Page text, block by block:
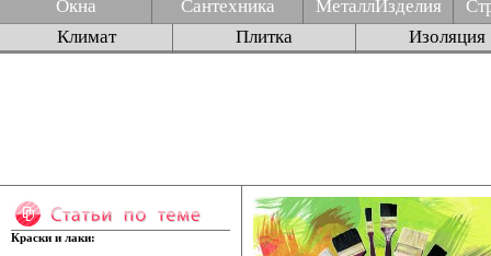
Окна Сантехника МеталлИзделия
Климат
Плитка Изоляция
Краски и лаки: